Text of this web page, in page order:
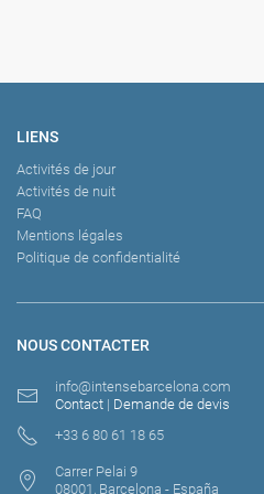
NOUS CONTACTER
info@intensebarcelona.com
Contact | Demande de devis
+33 6 80 61 18 65
Carrer Pelai 9
08001, Barcelona - España
LIENS
Activités de jour
Activités de nuit
FAQ
Mentions légales
Politique de confidentialité